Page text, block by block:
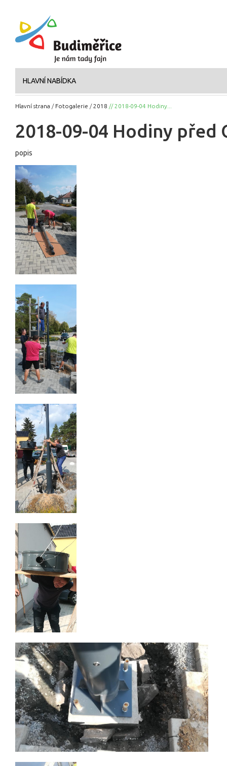
HLAVNÍ NABÍDKA
Hlavní strana / Fotogalerie /2018 // 2018-09-04 Hodiny...
2018-09-04 Hodiny před
popis